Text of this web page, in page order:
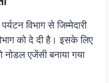
विभाग से जिम्मेदारी
को दे दी है। इसके लिए
नोडल एजेंसी बनाया गया